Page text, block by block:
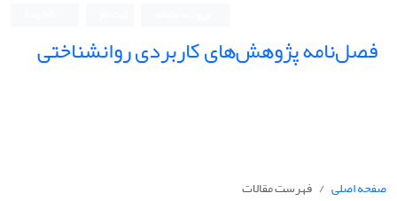
فصل‌نامه پژوهش‌های کاربردی روانشناختی
صفحه اصلی فهرست مقالات